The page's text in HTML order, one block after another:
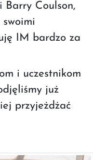
Barry Coulson,
IM bardzo za
i uczestnikom
już
przyjeżdżać